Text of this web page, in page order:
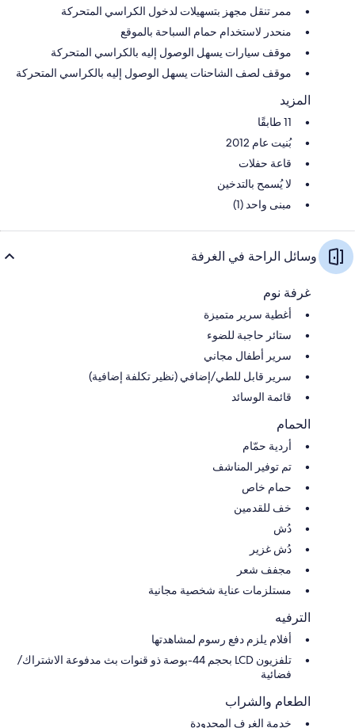
ممر تنقل مجهز بتسهيلات لدخول الكراسي المتحركة
منحدر لاستخدام حمام السباحة بالموقع
موقف سيارات يسهل الوصول إليه بالكراسي المتحركة
موقف لصف الشاحنات يسهل الوصول إليه بالكراسي المتحركة
المزيد
11 طابقًا
بُنيت عام 2012
قاعة حفلات
لا يُسمح بالتدخين
مبنى واحد (1)
وسائل الراحة في الغرفة
غرفة نوم
أغطية سرير متميزة
ستائر حاجبة للضوء
سرير أطفال مجاني
سرير قابل للطي/إضافي (نظير تكلفة إضافية)
قائمة الوسائد
الحمام
أردية حمّام
تم توفير المناشف
حمام خاص
خف للقدمين
دُش
دُش غزير
مجفف شعر
مستلزمات عناية شخصية مجانية
الترفيه
أفلام يلزم دفع رسوم لمشاهدتها
تلفزيون LCD بحجم 44-بوصة ذو قنوات بث مدفوعة الاشتراك/
فضائية
الطعام والشراب
خدمة الغرف المحدودة